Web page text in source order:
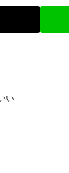
い